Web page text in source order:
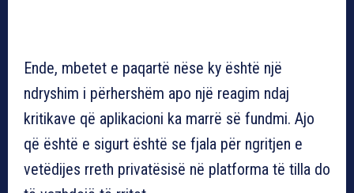
Ende, mbetet e paqartë nëse ky është një
ndryshim i përhershëm apo një reagim ndaj
kritikave që aplikacioni ka marrë së fundmi. Ajo
që është e sigurt është se fjala për ngritjen e
vetëdijes rreth privatësisë në platforma të tilla do